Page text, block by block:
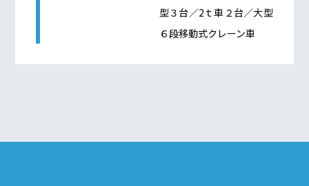
型３台／2ｔ車２台／大型
６段移動式クレーン車